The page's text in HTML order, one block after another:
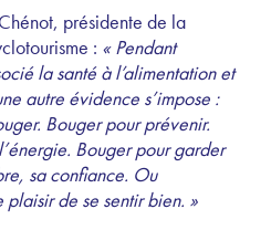
présidente de la
: « Pendant
la santé à l’alimentation et
autre évidence s’impose :
Bouger pour prévenir.
Bouger pour garder
sa confiance. Ou
de se sentir bien. »